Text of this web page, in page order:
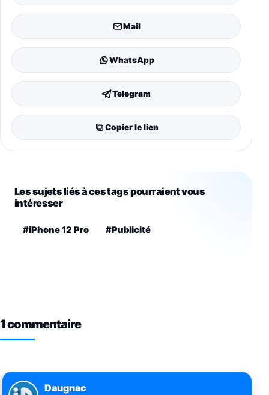
Mail
WhatsApp
Telegram
Copier le lien
Les sujets liés à ces tags pourraient vous
intéresser
#iPhone 12 Pro #Publicité
1 commentaire
Daugnac